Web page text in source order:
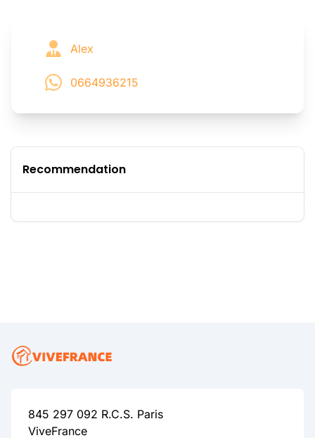
Alex
0664936215
Recommendation
845 297 092 R.C.S. Paris
ViveFrance